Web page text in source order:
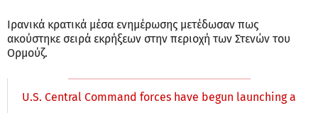
Ιρανικά κρατικά μέσα ενημέρωσης μετέδωσαν πως
ακούστηκε σειρά εκρήξεων στην περιοχή των Στενών του
Ορμούζ.
U.S. Central Command forces have begun launching a